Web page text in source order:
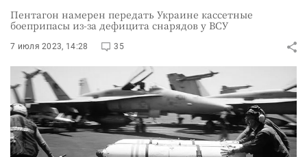
Пентагон намерен передать Украине кассетные
боеприпасы из-за дефицита снарядов у ВСУ
7 июля 2023, 14:28 35